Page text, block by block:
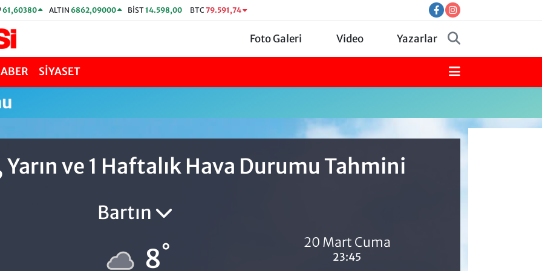
61,60380 ALTIN 6862,09000 BİST14.598,00 BTC 79.591,74
Foto Galeri Video Yazarlar
SİYASET
ve 1 Haftalık Hava Durumu Tahmini
Bartın
8° 20 Mart Cuma
23:45